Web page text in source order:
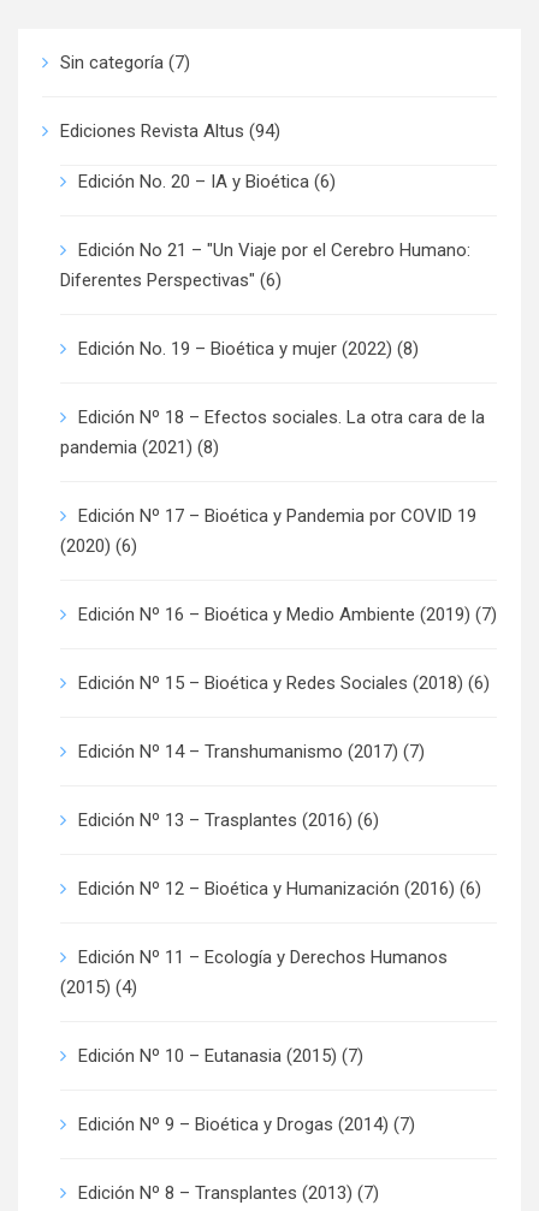
Sin categoría (7)
Ediciones Revista Altus (94)
Edición No. 20 – IA y Bioética (6)
Edición No 21 – "Un Viaje por el Cerebro Humano:
Diferentes Perspectivas" (6)
Edición No. 19 – Bioética y mujer (2022) (8)
Edición Nº 18 – Efectos sociales. La otra cara de la
pandemia (2021) (8)
Edición Nº 17 – Bioética y Pandemia por COVID 19
(2020) (6)
Edición Nº 16 – Bioética y Medio Ambiente (2019) (7)
Edición Nº 15 – Bioética y Redes Sociales (2018) (6)
Edición Nº 14 – Transhumanismo (2017) (7)
Edición Nº 13 – Trasplantes (2016) (6)
Edición Nº 12 – Bioética y Humanización (2016) (6)
Edición Nº 11 – Ecología y Derechos Humanos
(2015) (4)
Edición Nº 10 – Eutanasia (2015) (7)
Edición Nº 9 – Bioética y Drogas (2014) (7)
Edición Nº 8 – Transplantes (2013) (7)